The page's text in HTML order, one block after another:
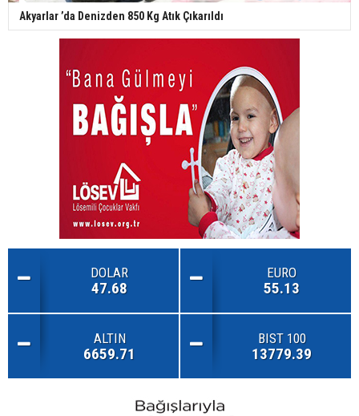
Akyarlar ’da Denizden 850 Kg Atık Çıkarıldı
DOLAR
47.68
EURO
55.13
ALTIN
6659.71
BIST 100
13779.39